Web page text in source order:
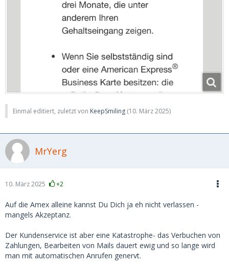
Einmal editiert, zuletzt von KeepSmiling (10. März 2025)
MrYerg
10. März 2025 +2
Auf die Amex alleine kannst Du Dich ja eh nicht verlassen -
mangels Akzeptanz.
Der Kundenservice ist aber eine Katastrophe- das Verbuchen von
Zahlungen, Bearbeiten von Mails dauert ewig und so lange wird
man mit automatischen Anrufen genervt.